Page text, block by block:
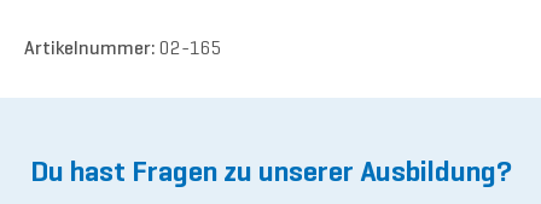
Artikelnummer: 02-165
Du hast Fragen zu unserer Ausbildung?